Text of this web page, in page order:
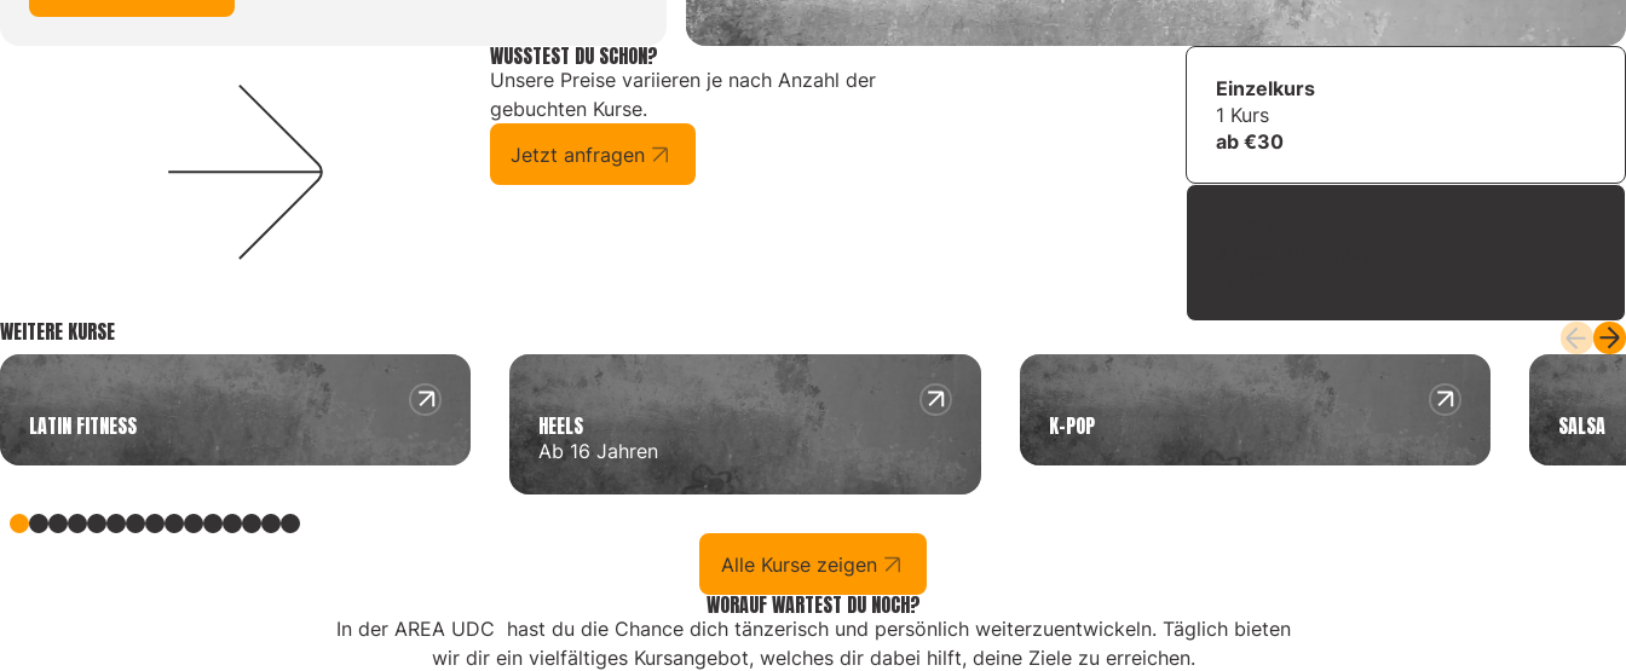
WUSSTEST DU SCHON?
Unsere Preise variieren je nach Anzahl der
gebuchten Kurse.
Jetzt anfragen
Einzelkurs
1 Kurs
ab €30
WEITERE KURSE
LATIN FITNESS HEELS
Ab 16 Jahren
K-POP SALSA
Alle Kurse zeigen
WORAUF WARTEST DU NOCH?
In der AREA UDC hast du die Chance dich tänzerisch und persönlich weiterzuentwickeln. Täglich bieten
wir dir ein vielfältiges Kursangebot, welches dir dabei hilft, deine Ziele zu erreichen.